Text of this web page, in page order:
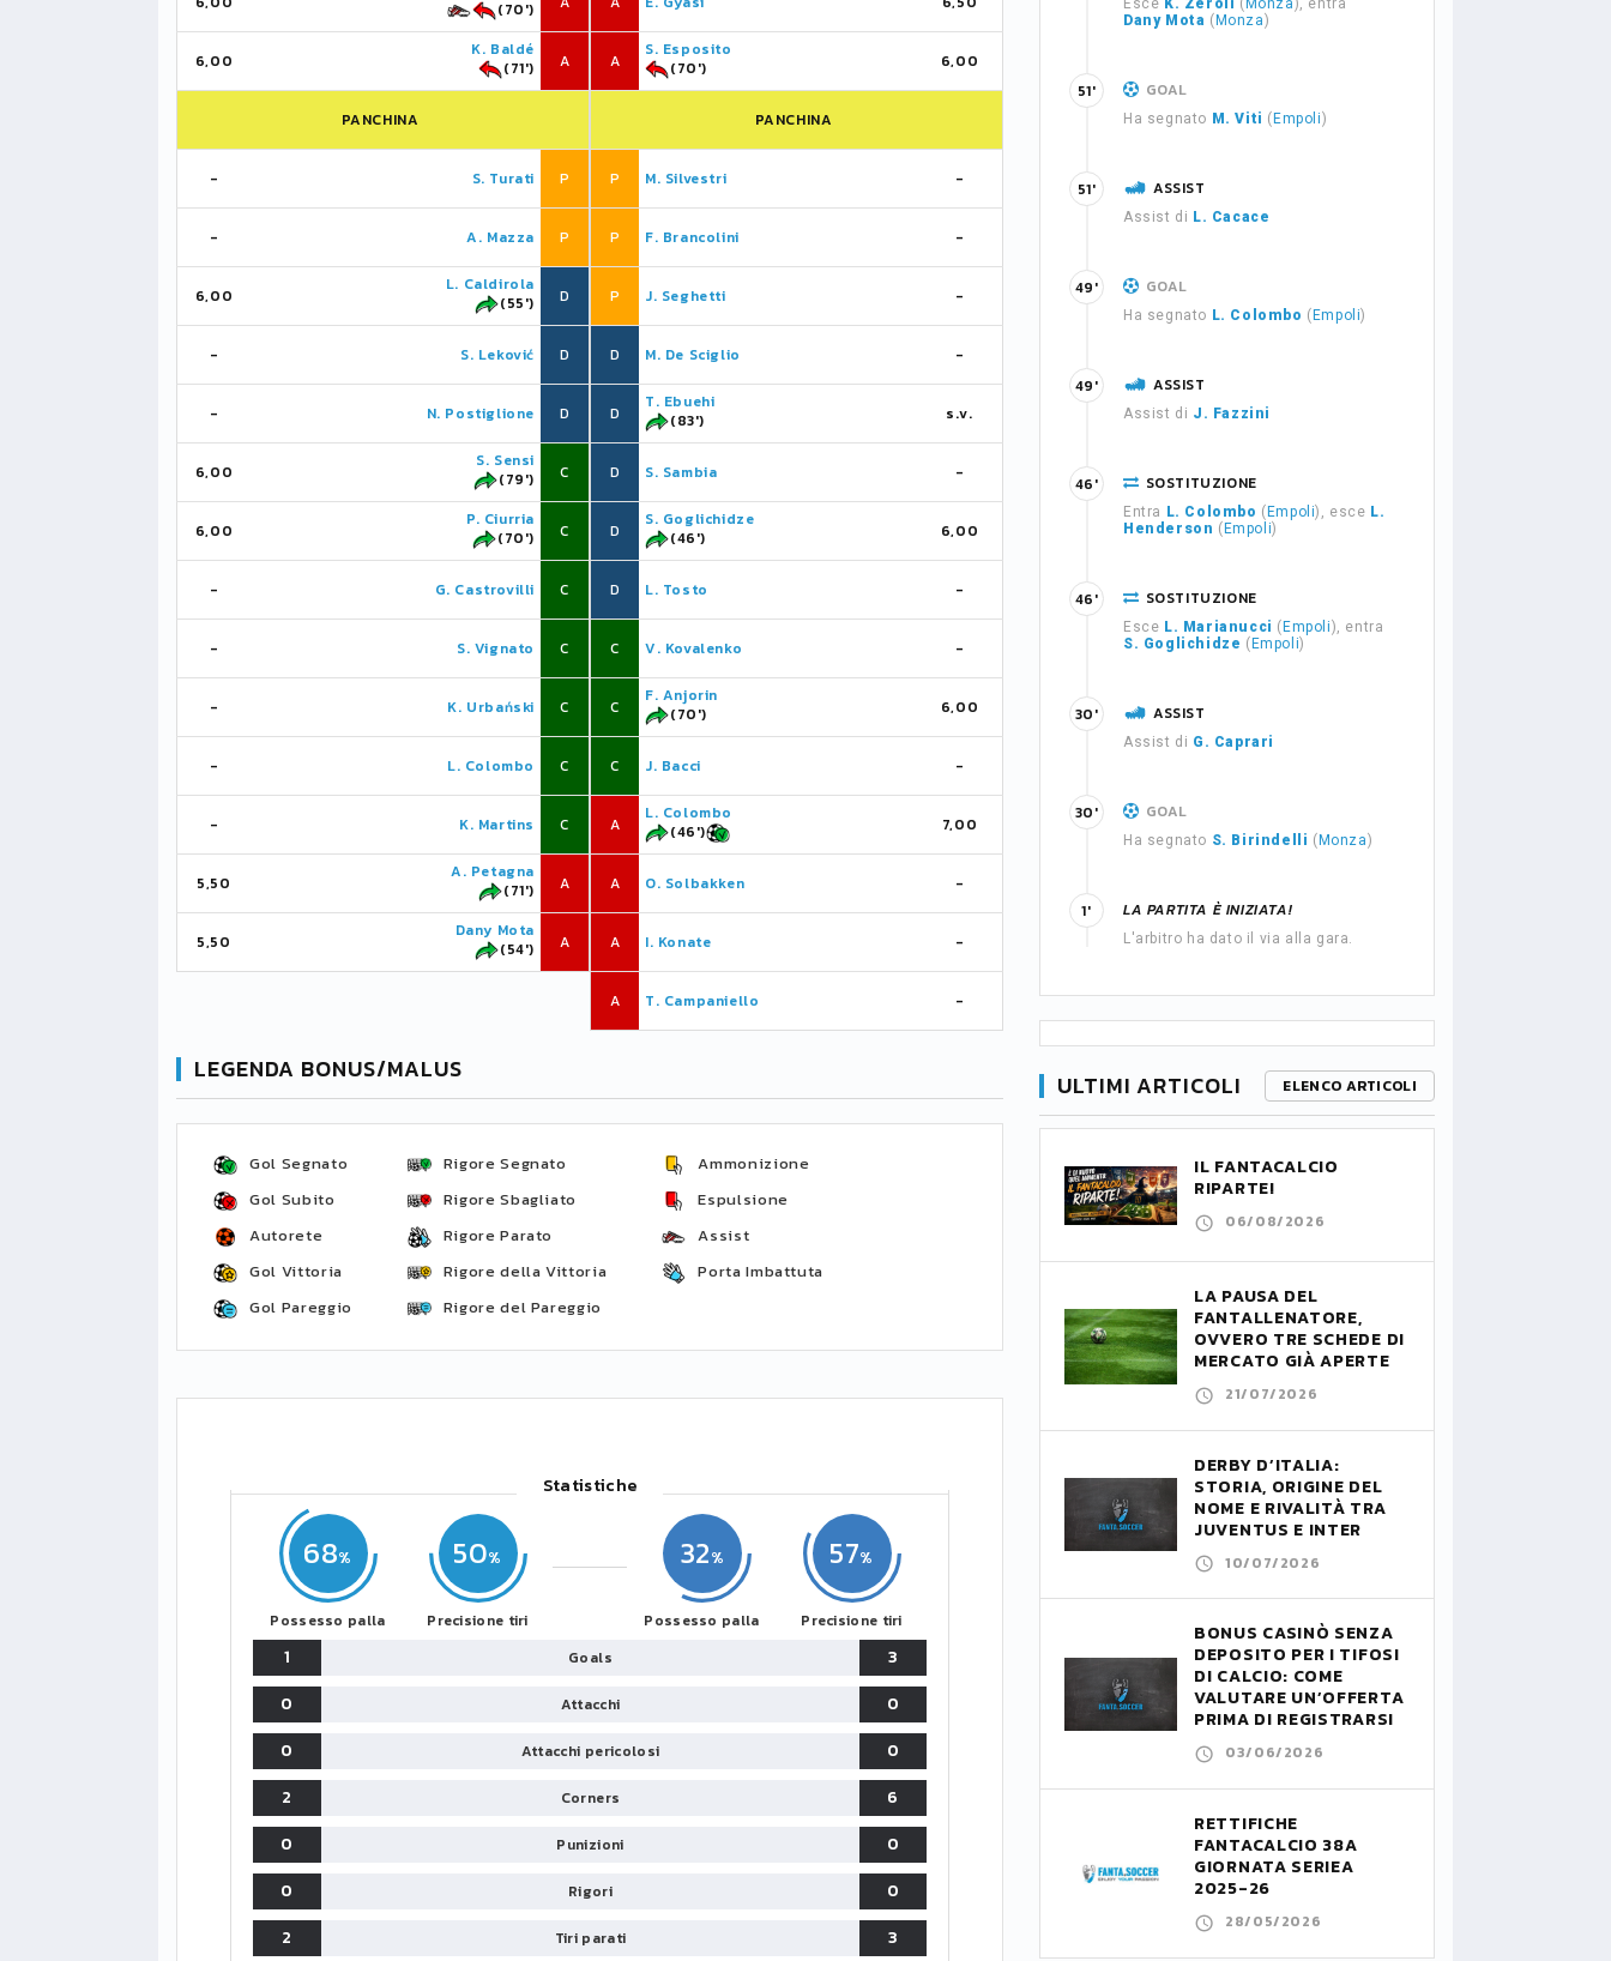
(70')
6,00
K. Baldé
(71')
A
PANCHINA
- S. Turati P
- A. Mazza P
6,00
L. Caldirola
(55')
D
- S. Leković D
- N. Postiglione D
6,00
S. Sensi
(79')
C
6,00
P. Ciurria
(70')
C
- G. Castrovilli C
- S. Vignato C
- K. Urbański C
- L. Colombo C
- K. Martins C
5,50
A. Petagna
(71')
A
5,50
Dany Mota
(54')
A
A
S. Esposito
(70')
6,00
PANCHINA
P M. Silvestri -
P F. Brancolini -
P J. Seghetti -
D M. De Sciglio -
D
T. Ebuehi
(83')
s.v.
D S. Sambia -
D
S. Goglichidze
(46')
6,00
D L. Tosto -
C V. Kovalenko -
C
F. Anjorin
(70')
6,00
C J. Bacci -
A
L. Colombo
(46')
7,00
A O. Solbakken -
A I. Konate -
A T. Campaniello -
LEGENDA BONUS/MALUS
Gol Segnato
Gol Subito
Autorete
Gol Vittoria
Gol Pareggio
Rigore Segnato
Rigore Sbagliato
Rigore Parato
Rigore della Vittoria
Rigore del Pareggio
Ammonizione
Espulsione
Assist
Porta Imbattuta
Statistiche
68
Possesso palla
50
Precisione tiri
32
Possesso palla
57
Precisione tiri
1 Goals
3
0
Attacchi
0
0
Attacchi pericolosi
0
2
Corners
6
0
Punizioni
0
0
Rigori
0
2
Tiri parati
3
Esce K. Zeroli ( Monza), entra
Dany Mota ( Monza)
GOAL
Ha segnato M. Viti ( Empoli)
51'
ASSIST
Assist di L. Cacace
51'
GOAL
Ha segnato L. Colombo ( Empoli)
49'
ASSIST
Assist di J. Fazzini
49'
SOSTITUZIONE
Entra L. Colombo ( Empoli), esce L.
Henderson ( Empoli)
46'
SOSTITUZIONE
Esce L. Marianucci ( Empoli), entra
S. Goglichidze ( Empoli)
46'
ASSIST
Assist di G. Caprari
30'
GOAL
Ha segnato S. Birindelli ( Monza)
30'
LA PARTITA È INIZIATA!
L'arbitro ha dato il via alla gara.
1'
ULTIMI ARTICOLI ELENCO ARTICOLI
IL FANTACALCIO
RIPARTE!
06/08/2026
LA PAUSA DEL
FANTALLENATORE,
OVVERO TRE SCHEDE DI
MERCATO GIÀ APERTE
21/07/2026
DERBY D’ITALIA:
STORIA, ORIGINE DEL
NOME E RIVALITÀ TRA
JUVENTUS E INTER
10/07/2026
BONUS CASINÒ SENZA
DEPOSITO PER I TIFOSI
DI CALCIO: COME
VALUTARE UN’OFFERTA
PRIMA DI REGISTRARSI
03/06/2026
RETTIFICHE
FANTACALCIO 38A
GIORNATA SERIEA
2025-26
28/05/2026